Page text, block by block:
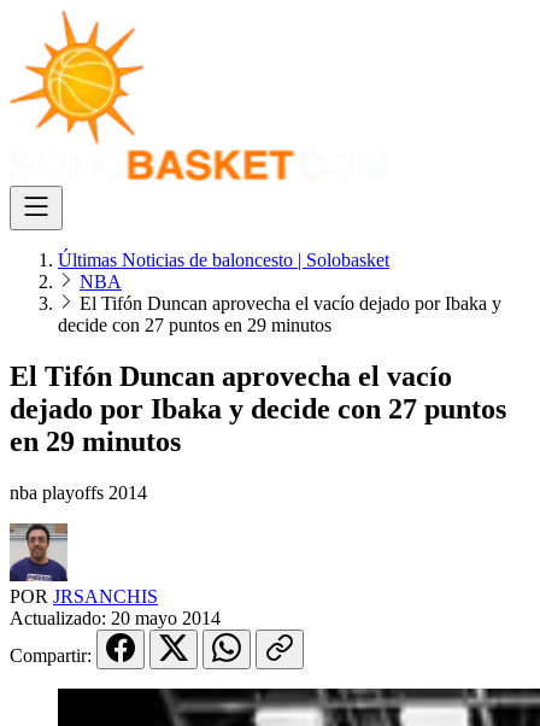
Últimas Noticias de baloncesto | Solobasket
NBA
El Tifón Duncan aprovecha el vacío dejado por Ibaka y
decide con 27 puntos en 29 minutos
El Tifón Duncan aprovecha el vacío
dejado por Ibaka y decide con 27 puntos
en 29 minutos
nba playoffs 2014
POR JRSANCHIS
Actualizado: 20 mayo 2014
Compartir: